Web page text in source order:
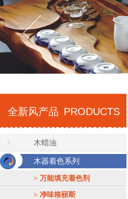
全新风产品 PRODUCTS
木蜡油
木器着色系列
> 万能填充着色剂
> 净味格丽斯